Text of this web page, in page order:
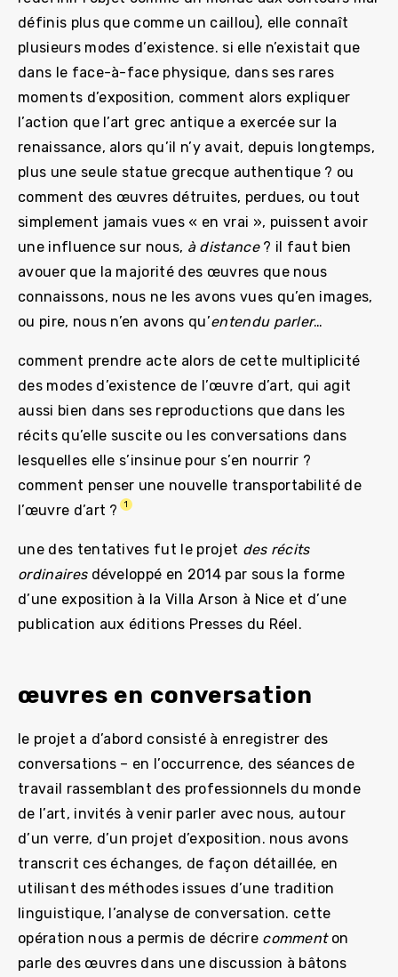
définis plus que comme un caillou), elle connaît
plusieurs modes d’existence. si elle n’existait que
dans le face-à-face physique, dans ses rares
moments d’exposition, comment alors expliquer
l’action que l’art grec antique a exercée sur la
renaissance, alors qu’il n’y avait, depuis longtemps,
plus une seule statue grecque authentique ? ou
comment des œuvres détruites, perdues, ou tout
simplement jamais vues « en vrai », puissent avoir
une influence sur nous, à distance? il faut bien
avouer que la majorité des œuvres que nous
connaissons, nous ne les avons vues qu’en images,
ou pire, nous n’en avons qu’entendu parler…
comment prendre acte alors de cette multiplicité
des modes d’existence de l’œuvre d’art, qui agit
aussi bien dans ses reproductions que dans les
récits qu’elle suscite ou les conversations dans
lesquelles elle s’insinue pour s’en nourrir ?
comment penser une nouvelle transportabilité de
l’œuvre d’art ?
1
une des tentatives fut le projet des récits
ordinairesdéveloppé en 2014 par sous la forme
d’une exposition à la Villa Arson à Nice et d’une
publication aux éditions Presses du Réel.
œuvres en conversation
le projet a d’abord consisté à enregistrer des
conversations – en l’occurrence, des séances de
travail rassemblant des professionnels du monde
de l’art, invités à venir parler avec nous, autour
d’un verre, d’un projet d’exposition. nous avons
transcrit ces échanges, de façon détaillée, en
utilisant des méthodes issues d’une tradition
linguistique, l’analyse de conversation. cette
opération nous a permis de décrire commenton
parle des œuvres dans une discussion à bâtons